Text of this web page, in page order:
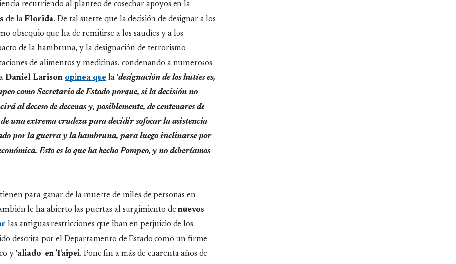
recurriendo al planteo de cosechar apoyos en la
de la Florida. De tal suerte que la decisión de designar a los
obsequio que ha de remitirse a los saudíes y a los
de la hambruna, y la designación de terrorismo
de alimentos y medicinas, condenando a numerosos
Daniel Larison opinea que la 'designación de los hutíes es,
como Secretario de Estado porque, si la decisión no
al deceso de decenas y, posiblemente, de centenares de
una extrema crudeza para decidir sofocar la asistencia
por la guerra y la hambruna, para luego inclinarse por
Esto es lo que ha hecho Pompeo, y no deberíamos
para ganar de la muerte de miles de personas en
le ha abierto las puertas al surgimiento de nuevos
las antiguas restricciones que iban en perjuicio de los
descrita por el Departamento de Estado como un firme
y 'aliado' en Taipei. Pone fin a más de cuarenta años de